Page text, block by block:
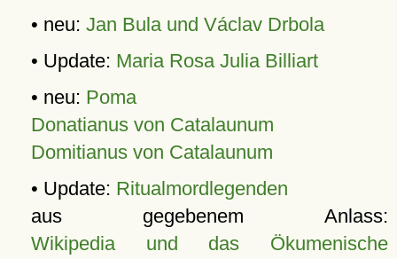
• neu: Jan Bula und Václav Drbola
• Update: Maria Rosa Julia Billiart
• neu: Poma
Donatianus von Catalaunum
Domitianus von Catalaunum
• Update: Ritualmordlegenden
aus gegebenem Anlass:
Wikipedia und das Ökumenische